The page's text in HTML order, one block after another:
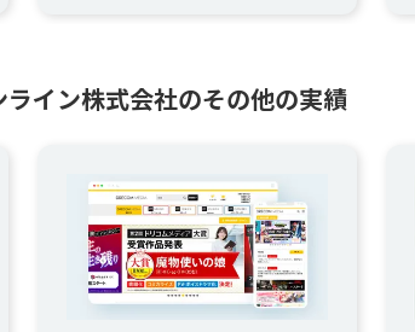
イン株式会社のその他の実績